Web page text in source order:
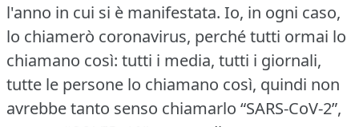
l'anno in cui si è manifestata. Io, in ogni caso,
lo chiamerò coronavirus, perché tutti ormai lo
chiamano così: tutti i media, tutti i giornali,
tutte le persone lo chiamano così, quindi non
avrebbe tanto senso chiamarlo “SARS-CoV-2”,